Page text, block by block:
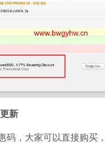
新
码，大家可以直接购买